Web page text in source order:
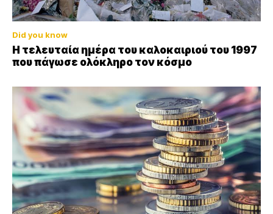
Did you know
Η τελευταία ημέρα του καλοκαιριού του 1997
που πάγωσε ολόκληρο τον κόσμο